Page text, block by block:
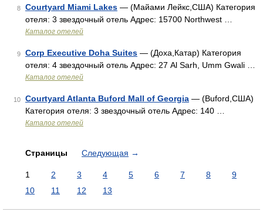
8 Courtyard Miami Lakes — (Майами Лейкс,США) Категория
отеля: 3 звездочный отель Адрес: 15700 Northwest …
Каталог отелей
9 Corp Executive Doha Suites — (Доха,Катар) Категория
отеля: 4 звездочный отель Адрес: 27 Al Sarh, Umm Gwali …
Каталог отелей
10 Courtyard Atlanta Buford Mall of Georgia — (Buford,США)
Категория отеля: 3 звездочный отель Адрес: 140 …
Каталог отелей
Страницы Следующая →
1 2 3 4 5 6 7 8
9
10
11 12 13